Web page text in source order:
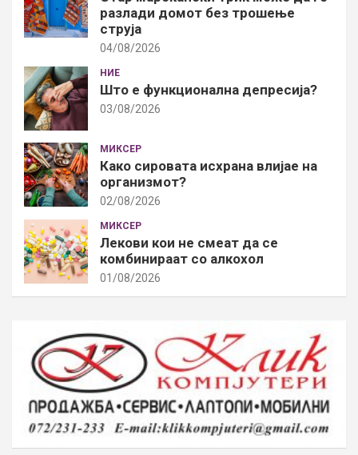
разлади домот без трошење
струја
04/08/2026
НИЕ
Што е функционална депресија?
03/08/2026
МИКСЕР
Како сировата исхрана влијае на
организмот?
02/08/2026
МИКСЕР
Лекови кои не смеат да се
комбинираат со алкохол
01/08/2026